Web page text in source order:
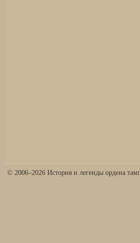
© 2006–2026 История и легенды ордена